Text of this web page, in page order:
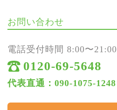
お問い合わせ
電話受付時間 8:00〜21:00
0120-69-5648
代表直通：090-1075-1248